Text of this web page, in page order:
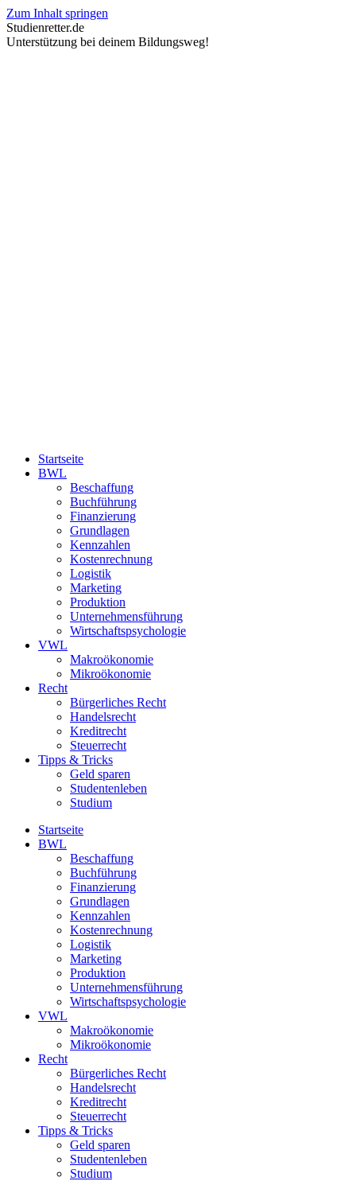
Zum Inhalt springen
Studienretter.de
Unterstützung bei deinem Bildungsweg!
Startseite
BWL
Beschaffung
Buchführung
Finanzierung
Grundlagen
Kennzahlen
Kostenrechnung
Logistik
Marketing
Produktion
Unternehmensführung
Wirtschaftspsychologie
VWL
Makroökonomie
Mikroökonomie
Recht
Bürgerliches Recht
Handelsrecht
Kreditrecht
Steuerrecht
Tipps & Tricks
Geld sparen
Studentenleben
Studium
Startseite
BWL
Beschaffung
Buchführung
Finanzierung
Grundlagen
Kennzahlen
Kostenrechnung
Logistik
Marketing
Produktion
Unternehmensführung
Wirtschaftspsychologie
VWL
Makroökonomie
Mikroökonomie
Recht
Bürgerliches Recht
Handelsrecht
Kreditrecht
Steuerrecht
Tipps & Tricks
Geld sparen
Studentenleben
Studium